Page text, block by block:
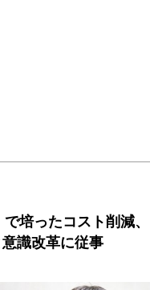
で培ったコスト削減
識改革に従事